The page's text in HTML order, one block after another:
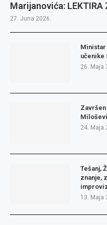
Marijanovića: LEKTIRA
27. Juna 2026.
učenike
26. Maja
24. Maja
Tešanj,
znanje,
13. Maja